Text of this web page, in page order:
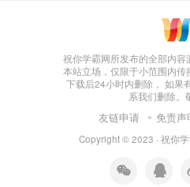
祝你学霸网所发布的全部内容
本站立场，仅限于小范围内传
下载后24小时内删除， 如果
系我们删除。
友链申请 免责声
Copyright © 2023 · 祝你